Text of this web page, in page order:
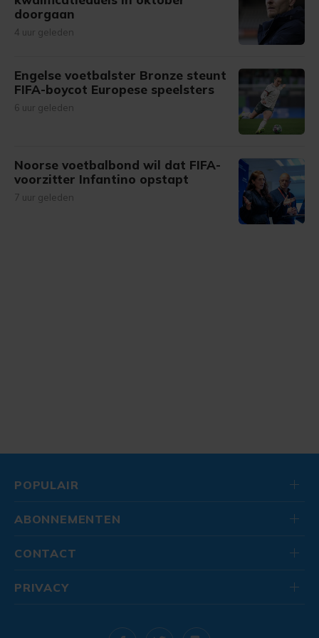
doorgaan
4 uur geleden
Engelse voetbalster Bronze steunt
FIFA-boycot Europese speelsters
6 uur geleden
Noorse voetbalbond wil dat FIFA-
voorzitter Infantino opstapt
7 uur geleden
POPULAIR
ABONNEMENTEN
CONTACT
PRIVACY